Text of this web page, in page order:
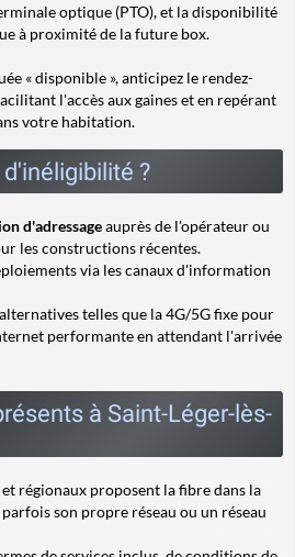
optique (PTO), et la disponibilité
à proximité de la future box.
« disponible », anticipez le rendez-
l'accès aux gaines et en repérant
votre habitation.
?
d'adressageauprès de l'opérateur ou
les constructions récentes.
via les canaux d'information
telles que la 4G/5G fixe pour
performante en attendant l'arrivée
à Saint-Léger-lès-
régionaux proposent la fibre dans la
son propre réseau ou un réseau